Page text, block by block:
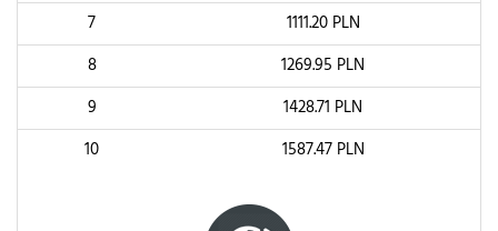
7
1111.20PLN
8
1269.95 PLN
9
1428.71 PLN
10
1587.47PLN